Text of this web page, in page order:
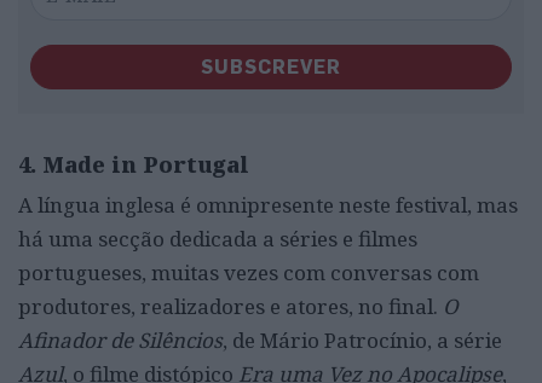
SUBSCREVER
4. Made in Portugal
A língua inglesa é omnipresente neste festival, mas
há uma secção dedicada a séries e filmes
portugueses, muitas vezes com conversas com
produtores, realizadores e atores, no final. O
Afinador de Silêncios, de Mário Patrocínio, a série
Azul, o filme distópico Era uma Vez no Apocalipse,